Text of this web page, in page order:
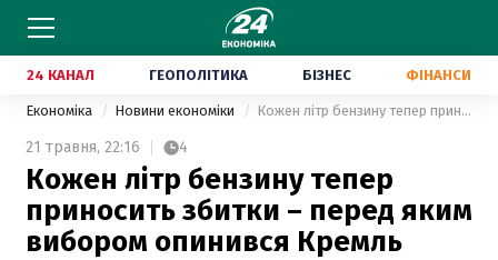
24 КАНАЛ ГЕОПОЛІТИКА БІЗНЕС ФІНАНСИ
Економіка Новини економіки Кожен літр бензину тепер приносить збитки – перед яким вибором опинився Кремль
21 травня, 22:16 4
Кожен літр бензину тепер
приносить збитки – перед яким
вибором опинився Кремль